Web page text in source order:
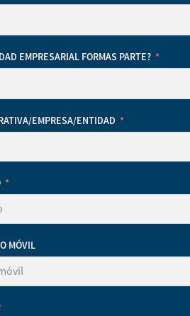
EMPRESARIAL FORMAS PARTE?
EMPRESA/ENTIDAD
MÓVIL